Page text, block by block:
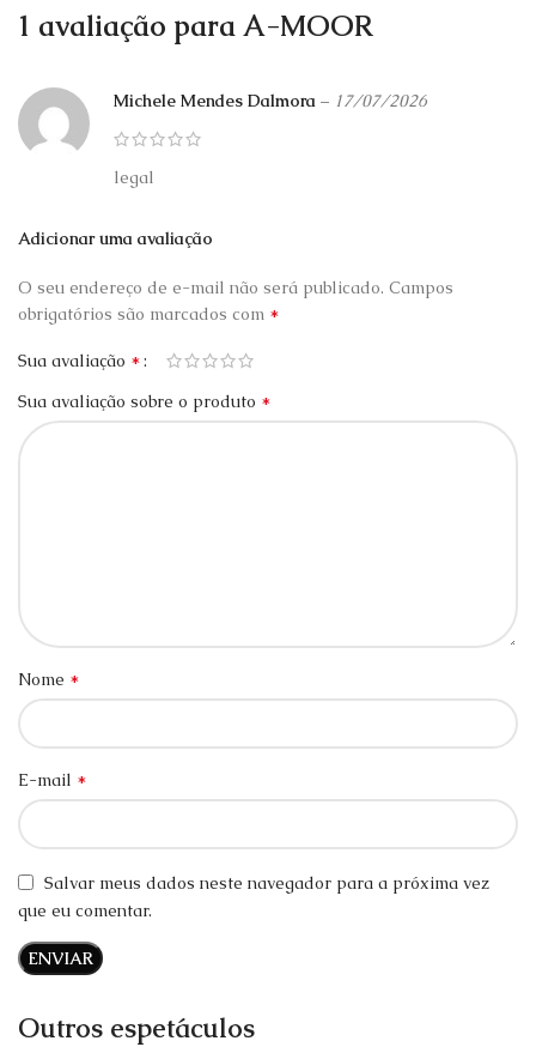
1 avaliação paraA-MOOR
Michele Mendes Dalmora– 17/07/2026
legal
Adicionar uma avaliação
O seu endereço de e-mail não será publicado. Campos
obrigatórios são marcados com *
Sua avaliação *
Sua avaliação sobre o produto *
Nome *
E-mail *
Salvar meus dados neste navegador para a próxima vez
que eu comentar.
Outros espetáculos